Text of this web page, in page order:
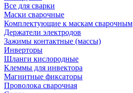
Все для сварки
Маски сварочные
Комплектующие к маскам сварочным
Держатели электродов
Зажимы контактные (массы)
Инверторы
Шланги кислородные
Клеммы для инвектора
Магнитные фиксаторы
Проволока сварочная